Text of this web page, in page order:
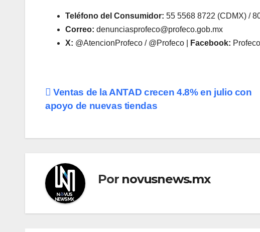
Teléfono del Consumidor: 55 5568 8722 (CDMX) /
Correo: denunciasprofeco@profeco.gob.mx
X: @AtencionProfeco / @Profeco | Facebook:
Navegación
de
entradas
Ventas de la ANTAD crecen 4.8% en julio con
apoyo de nuevas tiendas
Por novusnews.mx